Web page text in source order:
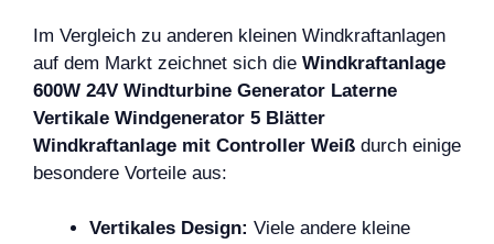
Im Vergleich zu anderen kleinen Windkraftanlagen
auf dem Markt zeichnet sich die Windkraftanlage
600W 24V Windturbine Generator Laterne
Vertikale Windgenerator 5 Blätter
Windkraftanlage mit Controller Weiß durch einige
besondere Vorteile aus:
Vertikales Design: Viele andere kleine